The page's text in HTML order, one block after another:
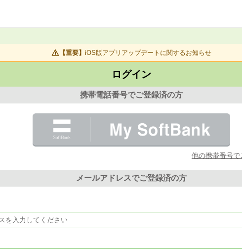
【重要】 iOS版アプリアップデートに関するお知らせ
ログイン
携帯電話番号でご登録済の方
他の携帯番号で
メールアドレスでご登録済の方